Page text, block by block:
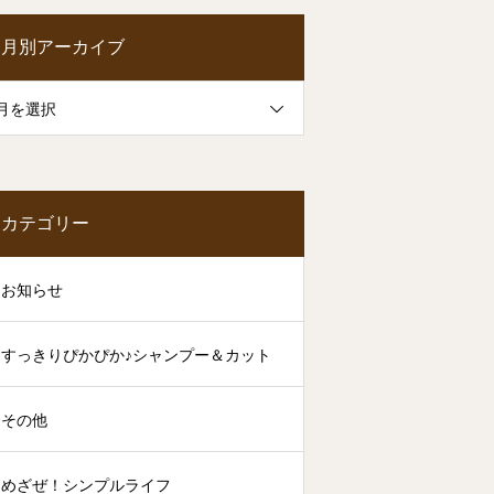
月別アーカイブ
を選択
カテゴリー
お知らせ
すっきりぴかぴか♪シャンプー＆カット
その他
めざぜ！シンプルライフ